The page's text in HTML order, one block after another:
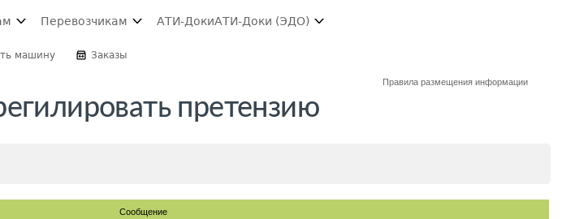
Перевозчикам АТИ-ДокиАТИ-Доки (ЭДО)
машину Заказы
Правила размещения информации
претензию
Сообщение